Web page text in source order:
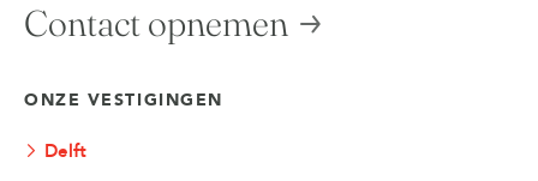
Contact opnemen
ONZE VESTIGINGEN
Delft